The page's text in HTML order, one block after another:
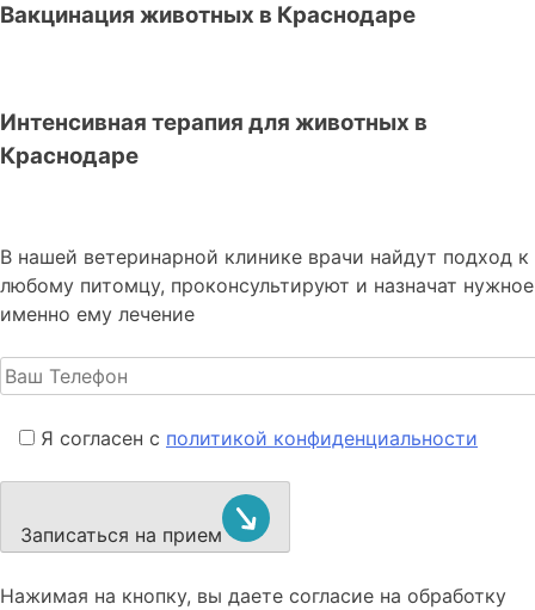
Вакцинация животных в Краснодаре
Интенсивная терапия для животных в
Краснодаре
В нашей ветеринарной клинике врачи найдут подход к
любому питомцу, проконсультируют и назначат нужное
именно ему лечение
Я согласен с политикой конфиденциальности
Записаться на прием
Нажимая на кнопку, вы даете согласие на обработку